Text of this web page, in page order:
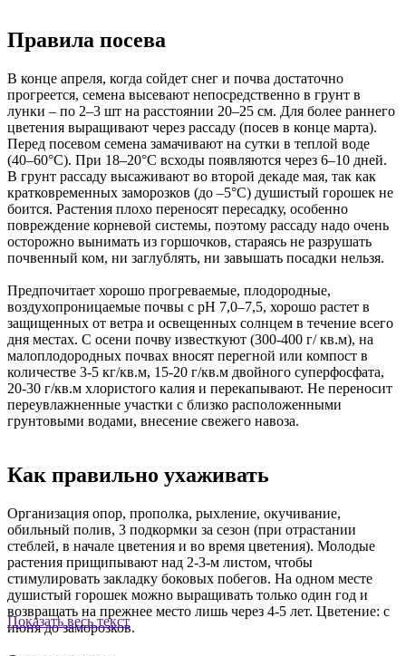
Показать весь текст
Правила посева
В конце апреля, когда сойдет снег и почва достаточно
прогреется, семена высевают непосредственно в грунт в
лунки – по 2–3 шт на расстоянии 20–25 см. Для более раннего
цветения выращивают через рассаду (посев в конце марта).
Перед посевом семена замачивают на сутки в теплой воде
(40–60°С). При 18–20°С всходы появляются через 6–10 дней.
В грунт рассаду высаживают во второй декаде мая, так как
кратковременных заморозков (до –5°С) душистый горошек не
боится. Растения плохо переносят пересадку, особенно
повреждение корневой системы, поэтому рассаду надо очень
осторожно вынимать из горшочков, стараясь не разрушать
почвенный ком, ни заглублять, ни завышать посадки нельзя.
Предпочитает хорошо прогреваемые, плодородные,
воздухопроницаемые почвы с рН 7,0–7,5, хорошо растет в
защищенных от ветра и освещенных солнцем в течение всего
дня местах. С осени почву известкуют (300-400 г/ кв.м), на
малоплодородных почвах вносят перегной или компост в
количестве 3-5 кг/кв.м, 15-20 г/кв.м двойного суперфосфата,
20-30 г/кв.м хлористого калия и перекапывают. Не переносит
переувлажненные участки с близко расположенными
грунтовыми водами, внесение свежего навоза.
Как правильно ухаживать
Организация опор, прополка, рыхление, окучивание,
обильный полив, 3 подкормки за сезон (при отрастании
стеблей, в начале цветения и во время цветения). Молодые
растения прищипывают над 2-3-м листом, чтобы
стимулировать закладку боковых побегов. На одном месте
душистый горошек можно выращивать только один год и
возвращать на прежнее место лишь через 4-5 лет. Цветение: с
июня до заморозков.